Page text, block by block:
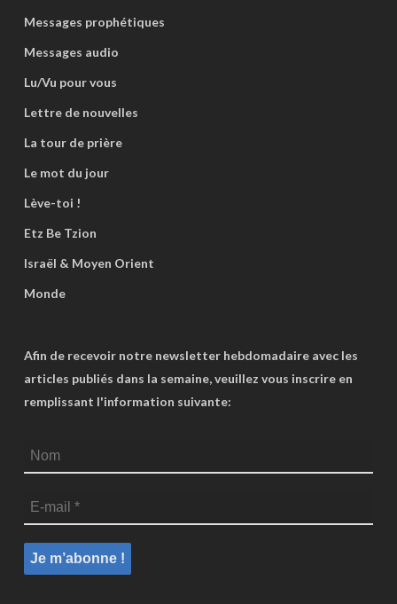
Messages prophétiques
Messages audio
Lu/Vu pour vous
Lettre de nouvelles
La tour de prière
Le mot du jour
Lève-toi !
Etz Be Tzion
Israël & Moyen Orient
Monde
Afin de recevoir notre newsletter hebdomadaire avec les
articles publiés dans la semaine, veuillez vous inscrire en
remplissant l'information suivante: